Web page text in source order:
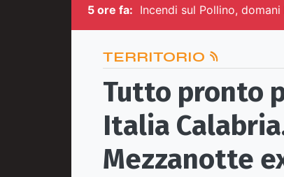
5 ore fa: Incendi sul Pollino,
TERRITORIO
Tutto pronto
Italia
Mezzanotte